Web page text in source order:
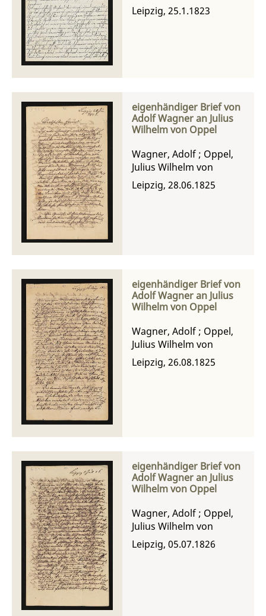
Leipzig, 25.1.1823
eigenhändiger Brief von
Adolf Wagner an Julius
Wilhelm von Oppel
Wagner, Adolf ; Oppel,
Julius Wilhelm von
Leipzig, 28.06.1825
eigenhändiger Brief von
Adolf Wagner an Julius
Wilhelm von Oppel
Wagner, Adolf ; Oppel,
Julius Wilhelm von
Leipzig, 26.08.1825
eigenhändiger Brief von
Adolf Wagner an Julius
Wilhelm von Oppel
Wagner, Adolf ; Oppel,
Julius Wilhelm von
Leipzig, 05.07.1826